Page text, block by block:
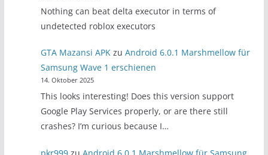
Nothing can beat delta executor in terms of
undetected roblox executors
GTA Mazansi APK zuAndroid 6.0.1 Marshmellow für
Samsung Wave 1 erschienen
14. Oktober 2025
This looks interesting! Does this version support
Google Play Services properly, or are there still
crashes? I’m curious because I…